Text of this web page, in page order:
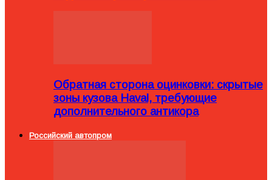
Обратная сторона оцинковки: скрытые
зоны кузова Haval, требующие
дополнительного антикора
Российский автопром